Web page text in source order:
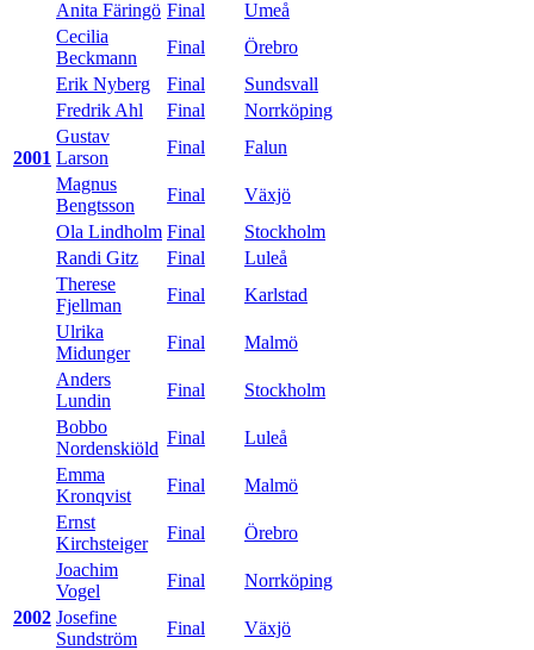
2001
Anita Färingö Final
Umeå
Cecilia
Beckmann
Final
Örebro
Erik Nyberg
Final
Sundsvall
Fredrik Ahl
Final
Norrköping
Gustav
Larson
Final
Falun
Magnus
Bengtsson
Final
Växjö
Ola Lindholm Final
Stockholm
Randi Gitz
Final
Luleå
Therese
Fjellman
Final
Karlstad
Ulrika
Midunger
Final Malmö
2002
Anders
Lundin
Final
Stockholm
Bobbo
Nordenskiöld
Final
Luleå
Emma
Kronqvist
Final
Malmö
Ernst
Kirchsteiger
Final
Örebro
Joachim
Vogel
Final
Norrköping
Josefine
Sundström
Final
Växjö